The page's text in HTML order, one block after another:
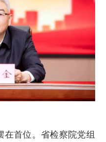
首位。省检察院党组